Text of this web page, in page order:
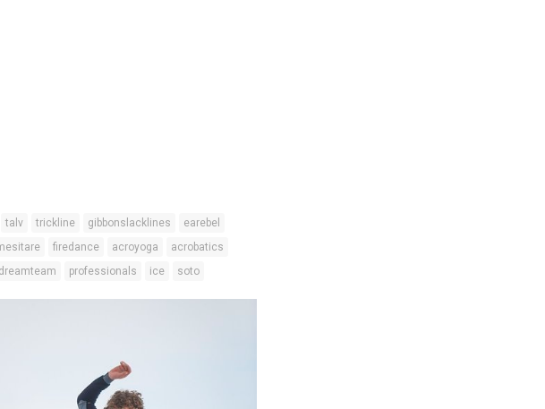
talv trickline gibbonslacklines
earebel
firedance acroyoga
acrobatics
dreamteam professionals ice soto